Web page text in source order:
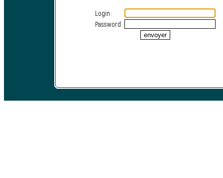
Login :
Password :